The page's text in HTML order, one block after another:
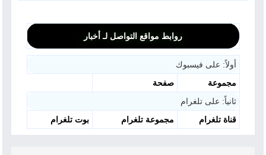
روابط مواقع التواصل لـ أخبار
أولاً: على فيسبوك
مجموعة
صفحة
ثانياً: على تلغرام
قناة تلغرام
مجموعة تلغرام بوت تلغرام